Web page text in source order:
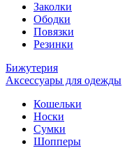
Заколки
Ободки
Повязки
Резинки
Бижутерия
Аксессуары для одежды
Кошельки
Носки
Сумки
Шопперы